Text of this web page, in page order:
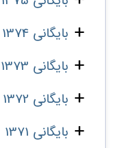
بایگانی 1374
بایگانی 1373
بایگانی 1372
بایگانی 1371